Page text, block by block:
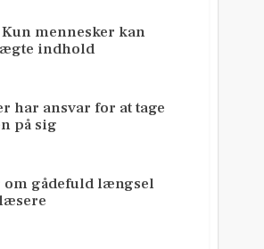
Kun mennesker kan
indhold
har ansvar for at tage
på sig
om gådefuld længsel